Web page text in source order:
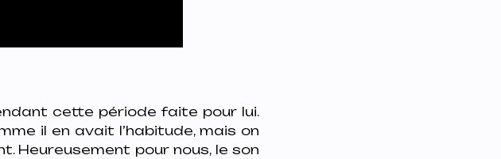
cette période faite pour lui.
il en avait l’habitude, mais on
Heureusement pour nous, le son